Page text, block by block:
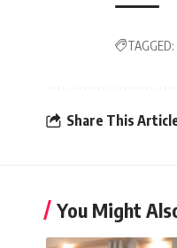
TAGGED:
Share This
You Might